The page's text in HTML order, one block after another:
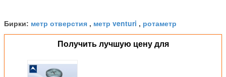
Бирки: метр отверстия , метр venturi , ротаметр
Получить лучшую цену для